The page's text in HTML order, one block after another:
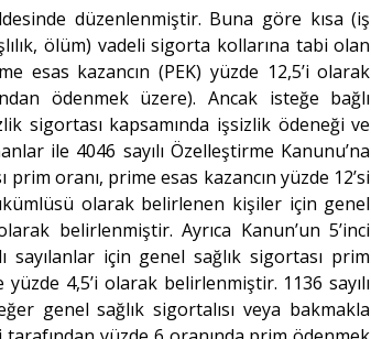
düzenlenmiştir. Buna göre kısa (iş
ölüm) vadeli sigorta kollarına tabi olan
esas kazancın (PEK) yüzde 12,5’i olarak
ödenmek üzere). Ancak isteğe bağlı
sigortası kapsamında işsizlik ödeneği ve
ile 4046 sayılı Özelleştirme Kanunu’na
oranı, prime esas kazancın yüzde 12’si
olarak belirlenen kişiler için genel
belirlenmiştir. Ayrıca Kanun’un 5’inci
sayılanlar için genel sağlık sigortası prim
4,5’i olarak belirlenmiştir. 1136 sayılı
genel sağlık sigortalısı veya bakmakla